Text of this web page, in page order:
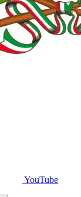
YouTube